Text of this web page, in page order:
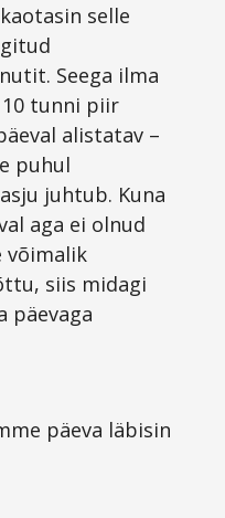
selle
Seega ilma
tunni piir
alistatav –
puhul
juhtub. Kuna
aga ei olnud
võimalik
siis midagi
päevaga
päeva läbisin